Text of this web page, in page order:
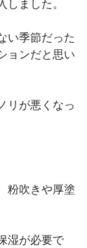
ました。
い季節だった
ョンだと思い
リが悪くなっ
粉吹きや厚塗
湿が必要で